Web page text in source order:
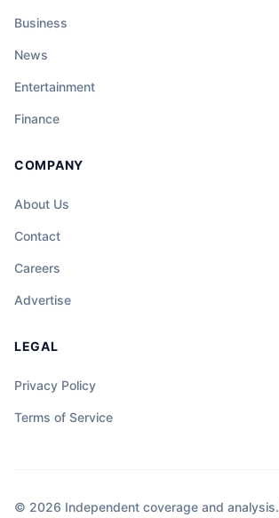
Business
News
Entertainment
Finance
COMPANY
About Us
Contact
Careers
Advertise
LEGAL
Privacy Policy
Terms of Service
© 2026 Independent coverage and